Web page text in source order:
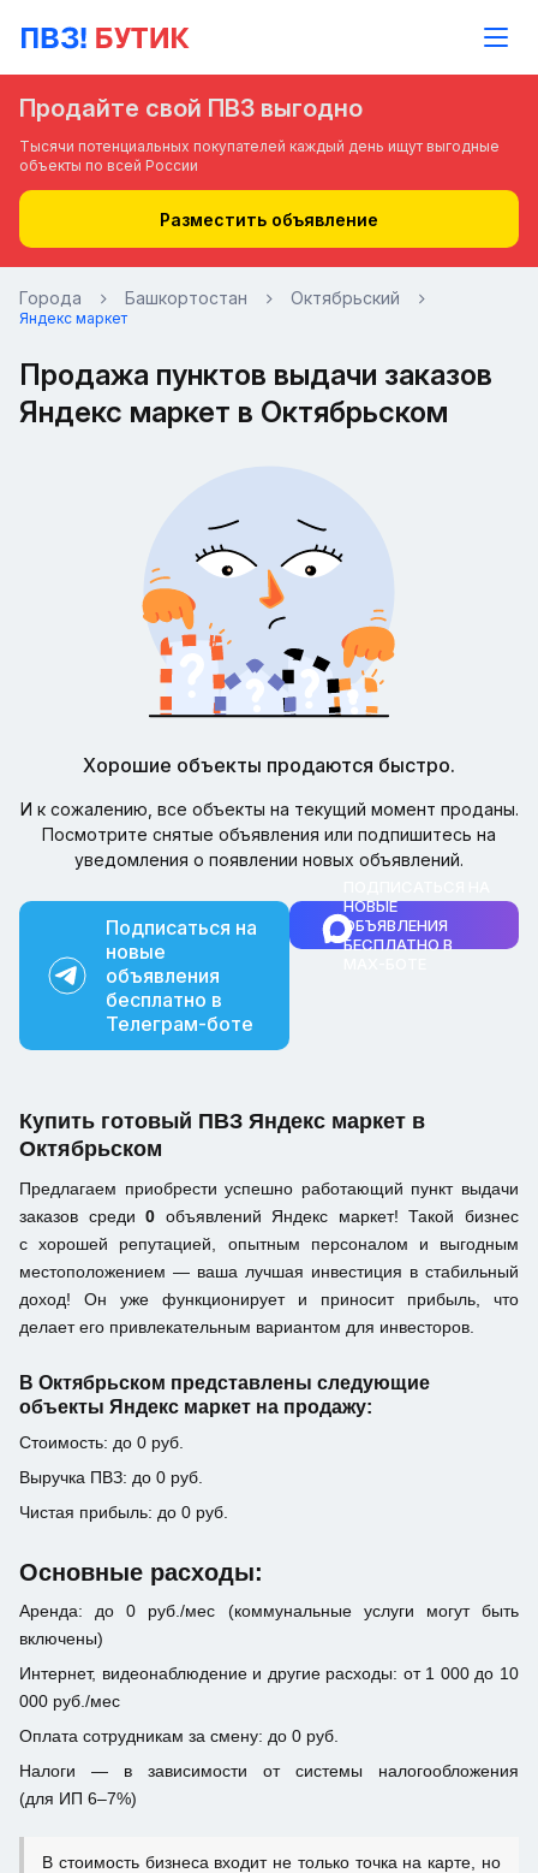
Продайте свой ПВЗ выгодно
Тысячи потенциальных покупателей каждый день ищут выгодные
объекты по всей России
Разместить объявление
Города Башкортостан Октябрьский
Яндекс маркет
Продажа пунктов выдачи заказов
Яндекс маркет в Октябрьском
Хорошие объекты продаются быстро.
И к сожалению, все объекты на текущий момент проданы.
Посмотрите снятые объявления или подпишитесь на
уведомления о появлении новых объявлений.
Подписаться на
новые
объявления
бесплатно в
Телеграм-боте
НОВЫЕ
ОБЪЯВЛЕНИЯ
БЕСПЛАТНО В
Купить готовый ПВЗ Яндекс маркет в
Октябрьском
Предлагаем приобрести успешно работающий пункт выдачи
заказов среди0 объявлений Яндекс маркет! Такой бизнес
с хорошей репутацией, опытным персоналом и выгодным
местоположением — ваша лучшая инвестиция в стабильный
доход! Он уже функционирует и приносит прибыль, что
делает его привлекательным вариантом для инвесторов.
В Октябрьском представлены следующие
объекты Яндекс маркет на продажу:
Стоимость: до 0 руб.
Выручка ПВЗ: до 0 руб.
Чистая прибыль: до 0 руб.
Основные расходы:
Аренда: до 0 руб./мес (коммунальные услуги могут быть
включены)
Интернет, видеонаблюдение и другие расходы: от 1 000 до 10
000 руб./мес
Оплата сотрудникам за смену: до 0 руб.
Налоги — в зависимости от системы налогообложения
(для ИП 6–7%)
В стоимость бизнеса входит не только точка на карте, но